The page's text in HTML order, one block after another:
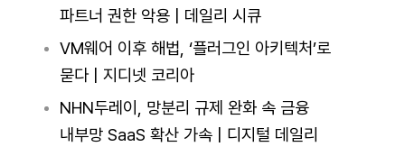
파트너 권한 악용 | 데일리 시큐
VM웨어 이후 해법, ‘플러그인 아키텍처’로
묻다 | 지디넷 코리아
NHN두레이, 망분리 규제 완화 속 금융
내부망 SaaS 확산 가속 | 디지털 데일리